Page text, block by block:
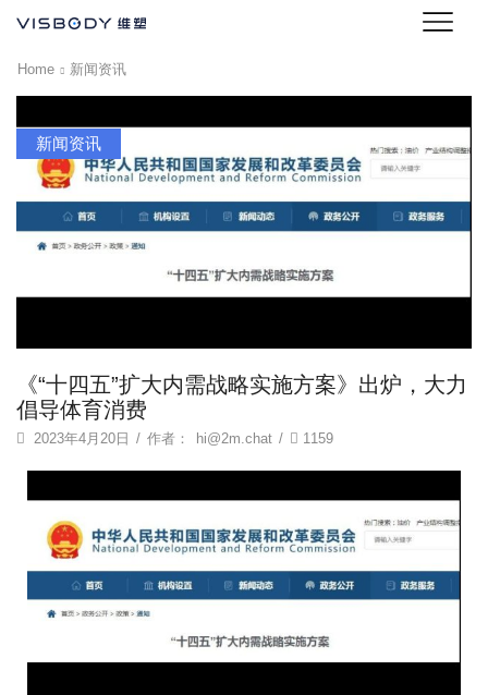
Home 新闻资讯
新闻资讯
《“十四五”扩大内需战略实施方案》出炉，大力
倡导体育消费
2023年4月20日 / 作者： hi@2m.chat / 1159